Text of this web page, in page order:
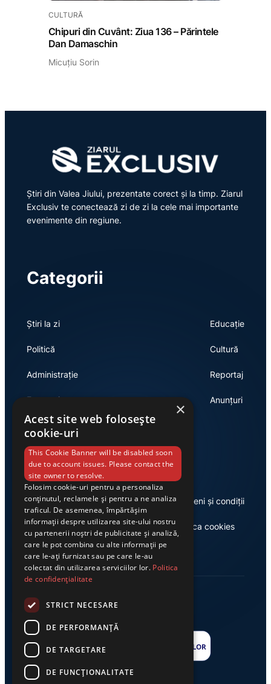
CULTURĂ
Chipuri din Cuvânt: Ziua 136 – Părintele
Dan Damaschin
Micuțiu Sorin
Știri din Valea Jiului, prezentate corect și la timp. Ziarul
Exclusiv te conectează zi de zi la cele mai importante
evenimente din regiune.
Categorii
Știri la zi
Politică
Administrație
Economie
Educație
Cultură
Reportaj
Anunțuri
Link-uri utile
Despre noi
Casa de editură Exclusiv
Termeni și condiții
Politica cookies
×
Acest site web folosește
cookie-uri
This Cookie Banner will be disabled soon
due to account issues. Please contact the
site owner to resolve.
Folosim cookie-uri pentru a personaliza
conținutul, reclamele și pentru a ne analiza
traficul. De asemenea, împărtășim
informații despre utilizarea site-ului nostru
cu partenerii noștri de publicitate și analiză,
care le pot combina cu alte informații pe
care le-ați furnizat sau pe care le-au
colectat din utilizarea serviciilor lor. Politica
de confidențialitate
STRICT NECESARE
DE PERFORMANȚĂ
DE TARGETARE
DE FUNCŢIONALITATE